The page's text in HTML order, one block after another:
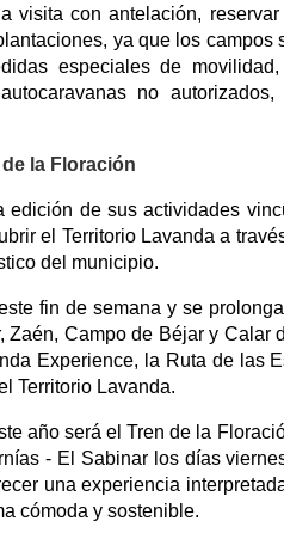
visita con antelación,
ya que los
especiales de
no
la Floración
edición de sus actividades
el Territorio Lavanda a
del municipio.
fin de semana y se
Zaén, Campo de Béjar y
Experience, la Ruta de las
Territorio Lavanda.
año será el Tren de la
- El Sabinar los días
una experiencia
cómoda y sostenible.